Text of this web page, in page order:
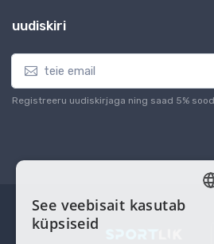
uudiskiri
Registreeru uudiskirjaga ning saad 5%
See veebisait kasutab
küpsiseid